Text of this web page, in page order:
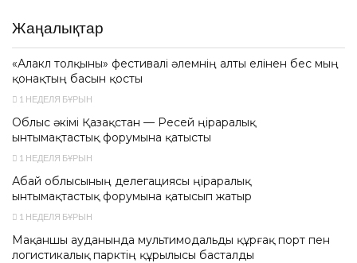
Жаңалықтар
«Алакөл толқыны» фестивалі әлемнің алты елінен бес мың
қонақтың басын қосты
1 НЕДЕЛЯ БҰРЫН
Облыс әкімі Қазақстан — Ресей өңіраралық
ынтымақтастық форумына қатысты
1 НЕДЕЛЯ БҰРЫН
Абай облысының делегациясы өңіраралық
ынтымақтастық форумына қатысып жатыр
1 НЕДЕЛЯ БҰРЫН
Мақаншы ауданында мультимодальды құрғақ порт пен
логистикалық парктің құрылысы басталды